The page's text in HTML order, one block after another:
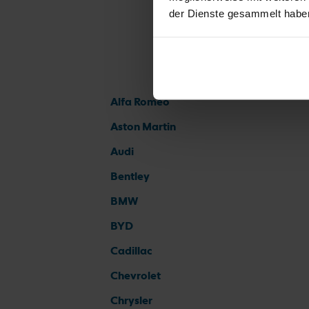
der Dienste gesammelt
Alfa Romeo
Aston Martin
Audi
Bentley
BMW
BYD
Cadillac
Chevrolet
Chrysler